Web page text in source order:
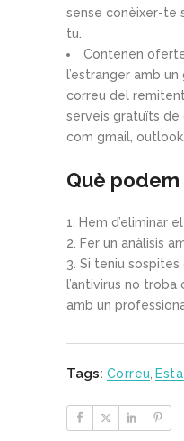
sense conèixer-te
tu.
Contenen
l’estranger amb
correu del
serveis gratuïts de
com gmail,
Què podem
Hem d’eliminar
Fer un anàlisis
Si teniu
l’antivirus no
amb un
Tags: Correu